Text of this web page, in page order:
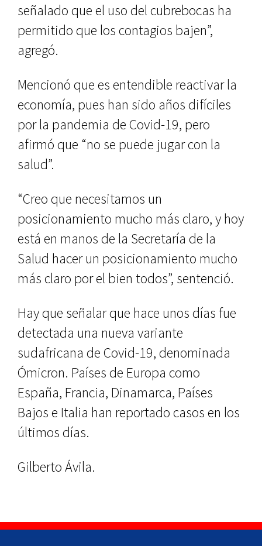
señalado que el uso del cubrebocas ha
permitido que los contagios bajen”,
agregó.
Mencionó que es entendible reactivar la
economía, pues han sido años difíciles
por la pandemia de Covid-19, pero
afirmó que “no se puede jugar con la
salud”.
“Creo que necesitamos un
posicionamiento mucho más claro, y hoy
está en manos de la Secretaría de la
Salud hacer un posicionamiento mucho
más claro por el bien todos”, sentenció.
Hay que señalar que hace unos días fue
detectada una nueva variante
sudafricana de Covid-19, denominada
Ómicron. Países de Europa como
España, Francia, Dinamarca, Países
Bajos e Italia han reportado casos en los
últimos días.
Gilberto Ávila.